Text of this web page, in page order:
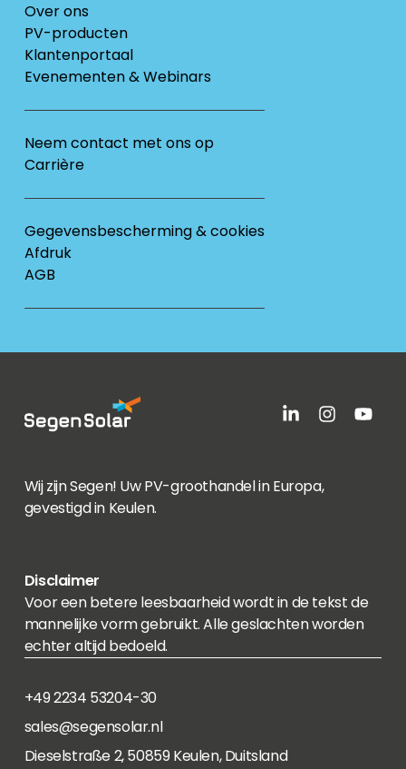
Over ons
PV-producten
Klantenportaal
Evenementen & Webinars
Neem contact met ons op
Carrière
Gegevensbescherming & cookies
Afdruk
AGB
Wij zijn Segen! Uw PV-groothandel in Europa,
gevestigd in Keulen.
Disclaimer
Voor een betere leesbaarheid wordt in de tekst de
mannelijke vorm gebruikt. Alle geslachten worden
echter altijd bedoeld.
+49 2234 53204-30
sales@segensolar.nl
Dieselstraße 2, 50859 Keulen, Duitsland